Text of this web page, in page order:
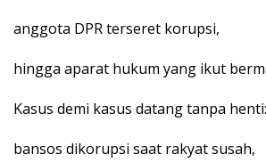
anggota DPR terseret korupsi,
hingga aparat hukum yang ikut
Kasus demi kasus datang tanpa henti:
bansos dikorupsi saat rakyat susah,